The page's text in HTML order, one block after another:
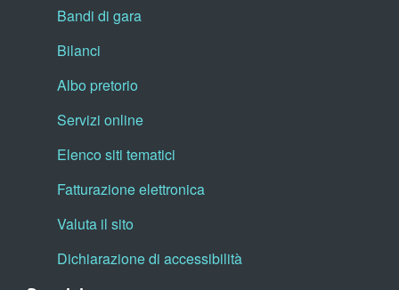
Bandi di gara
Bilanci
Albo pretorio
Servizi online
Elenco siti tematici
Fatturazione elettronica
Valuta il sito
Dichiarazione di accessibilità